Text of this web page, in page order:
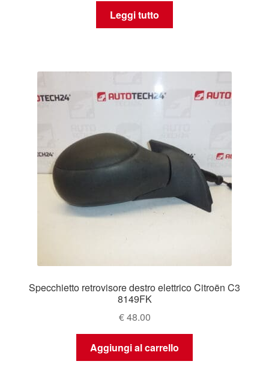
Leggi tutto
Specchietto retrovisore destro elettrico Citroën C3
8149FK
€48.00
Aggiungi al carrello